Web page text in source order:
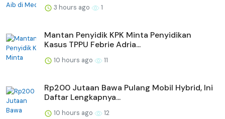
3 hours ago 1
Mantan Penyidik KPK Minta Penyidikan
Kasus TPPU Febrie Adria...
10 hours ago 11
Rp200 Jutaan Bawa Pulang Mobil Hybrid, Ini
Daftar Lengkapnya...
10 hours ago 12